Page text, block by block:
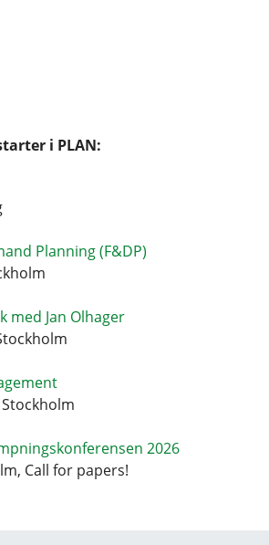
i PLAN:
Planning (F&DP)
med Jan Olhager
2026
Call for papers!